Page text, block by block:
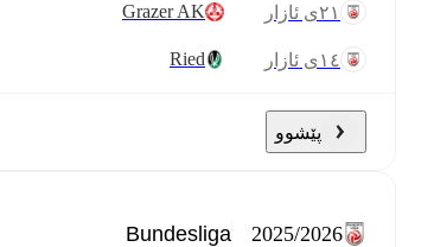
٢١ی ئازار Grazer AK
١٤ی ئازار Ried
پێشوو
2025/2026